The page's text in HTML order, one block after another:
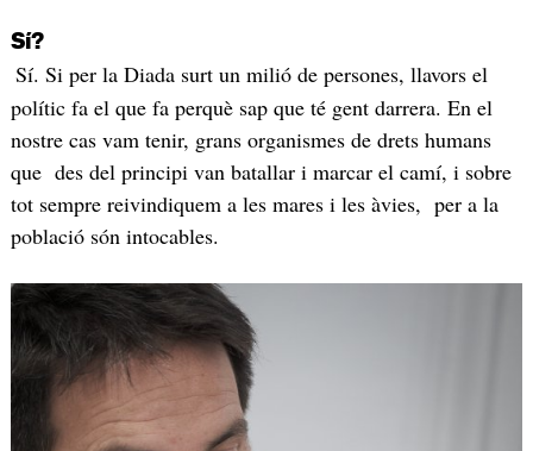
Sí?
Sí. Si per la Diada surt un milió de persones, llavors el
polític fa el que fa perquè sap que té gent darrera. En el
nostre cas vam tenir, grans organismes de drets humans
que des del principi van batallar i marcar el camí, i sobre
tot sempre reivindiquem a les mares i les àvies, per a la
població són intocables.